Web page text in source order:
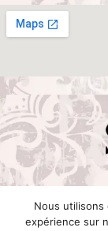
Nous utilisons
expérience sur